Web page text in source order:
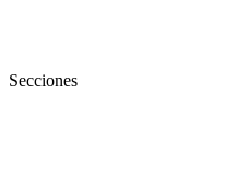
Secciones